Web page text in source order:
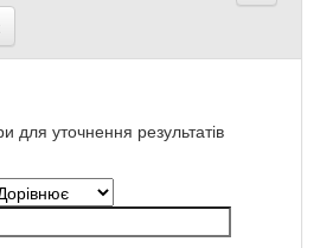
для уточнення результатів